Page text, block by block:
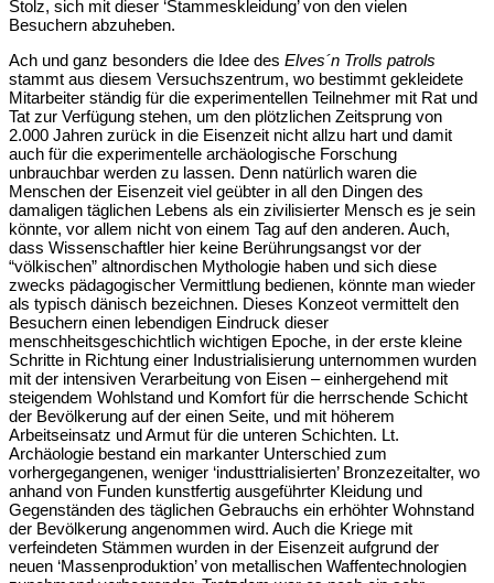
Stolz, sich mit dieser ‘Stammeskleidung’ von den vielen
Besuchern abzuheben.
Ach und ganz besonders die Idee des Elves´n Trolls patrols
stammt aus diesem Versuchszentrum, wo bestimmt gekleidete
Mitarbeiter ständig für die experimentellen Teilnehmer mit Rat und
Tat zur Verfügung stehen, um den plötzlichen Zeitsprung von
2.000 Jahren zurück in die Eisenzeit nicht allzu hart und damit
auch für die experimentelle archäologische Forschung
unbrauchbar werden zu lassen. Denn natürlich waren die
Menschen der Eisenzeit viel geübter in all den Dingen des
damaligen täglichen Lebens als ein zivilisierter Mensch es je sein
könnte, vor allem nicht von einem Tag auf den anderen. Auch,
dass Wissenschaftler hier keine Berührungsangst vor der
“völkischen” altnordischen Mythologie haben und sich diese
zwecks pädagogischer Vermittlung bedienen, könnte man wieder
als typisch dänisch bezeichnen. Dieses Konzeot vermittelt den
Besuchern einen lebendigen Eindruck dieser
menschheitsgeschichtlich wichtigen Epoche, in der erste kleine
Schritte in Richtung einer Industrialisierung unternommen wurden
mit der intensiven Verarbeitung von Eisen – einhergehend mit
steigendem Wohlstand und Komfort für die herrschende Schicht
der Bevölkerung auf der einen Seite, und mit höherem
Arbeitseinsatz und Armut für die unteren Schichten. Lt.
Archäologie bestand ein markanter Unterschied zum
vorhergegangenen, weniger ‘industtrialisierten’ Bronzezeitalter, wo
anhand von Funden kunstfertig ausgeführter Kleidung und
Gegenständen des täglichen Gebrauchs ein erhöhter Wohnstand
der Bevölkerung angenommen wird. Auch die Kriege mit
verfeindeten Stämmen wurden in der Eisenzeit aufgrund der
neuen ‘Massenproduktion’ von metallischen Waffentechnologien